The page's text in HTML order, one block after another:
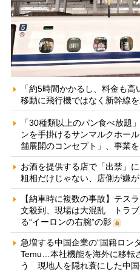
「約5時間かかるし、料金も
移動に飛行機ではなく新幹線
「30種類以上のパン食べ放題
ンを手掛けるサンマルクホー
舗展開のコンセプト」、事業
お酒を提供する店で「出禁」
粗相だけじゃない、店側が嫌が
【納車時に複数の事故】テス
文殺到、現場は大混乱 トラ
る“イーロンの右腕”の影
急増する中国企業の“国籍ロン
Temu…本社機能を海外に移転
う 現地人を隠れ蓑にした中